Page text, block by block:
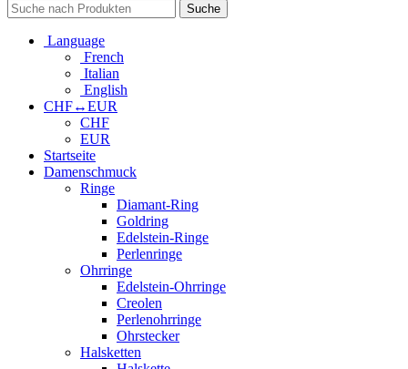
Suche
Language
French
Italian
English
CHF↔EUR
CHF
EUR
Startseite
Damenschmuck
Ringe
Diamant-Ring
Goldring
Edelstein-Ringe
Perlenringe
Ohrringe
Edelstein-Ohrringe
Creolen
Perlenohrringe
Ohrstecker
Halsketten